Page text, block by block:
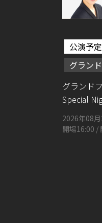
公演予定
グラン
グランド
Special
2026年08
開場16:00 / 開演１7:00 文